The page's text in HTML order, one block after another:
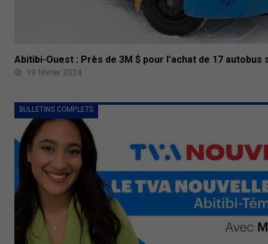
Abitibi-Ouest : Près de 3M $ pour l’achat de 17
19 février 2024
BULLETINS COMPLETS